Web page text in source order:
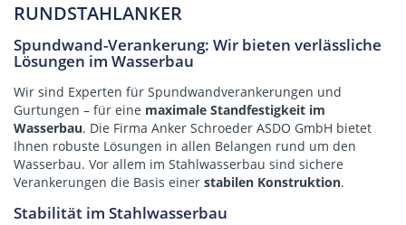
RUNDSTAHLANKER
Spundwand-Verankerung: Wir bieten verlässliche
Lösungen im Wasserbau
Wir sind Experten für Spundwandverankerungen und
Gurtungen – für eine maximale Standfestigkeit im
Wasserbau. Die Firma Anker Schroeder ASDO GmbH bietet
Ihnen robuste Lösungen in allen Belangen rund um den
Wasserbau. Vor allem im Stahlwasserbau sind sichere
Verankerungen die Basis einer stabilen Konstruktion.
Stabilität im Stahlwasserbau